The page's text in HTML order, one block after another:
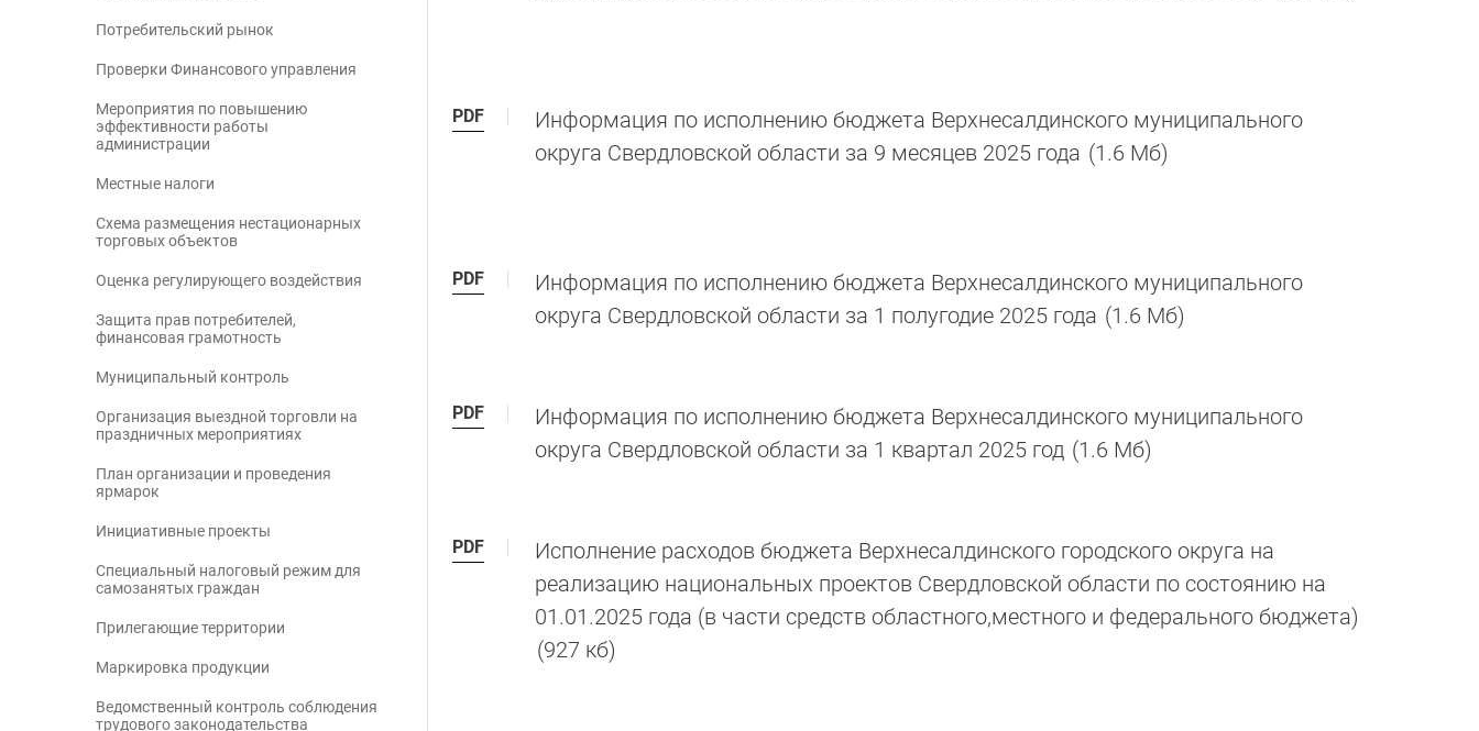
Потребительский рынок
Проверки Финансового управления
Мероприятия по повышению
эффективности работы
администрации
Местные налоги
Схема размещения нестационарных
торговых объектов
Оценка регулирующего воздействия
Защита прав потребителей,
финансовая грамотность
Муниципальный контроль
Организация выездной торговли на
праздничных мероприятиях
План организации и проведения
ярмарок
Инициативные проекты
Специальный налоговый режим для
самозанятых граждан
Прилегающие территории
Маркировка продукции
Ведомственный контроль соблюдения
трудового законодательства
PDF
Информация по исполнению бюджета Верхнесалдинского муниципального
округа Свердловской области за 9 месяцев 2025 года (1.6 Мб)
PDF
Информация по исполнению бюджета Верхнесалдинского муниципального
округа Свердловской области за 1 полугодие 2025 года (1.6 Мб)
PDF
Информация по исполнению бюджета Верхнесалдинского муниципального
округа Свердловской области за 1 квартал 2025 год (1.6 Мб)
PDF
Исполнение расходов бюджета Верхнесалдинского городского округа на
реализацию национальных проектов Свердловской области по состоянию на
01.01.2025 года (в части средств областного,местного и федерального бюджета)
(927 кб)